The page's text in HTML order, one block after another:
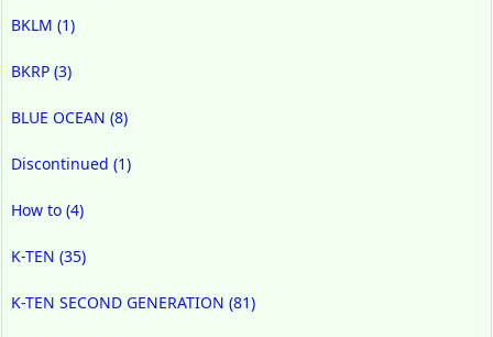
BKLM (1)
BKRP (3)
BLUE OCEAN (8)
Discontinued (1)
How to (4)
K-TEN (35)
K-TEN SECOND GENERATION (81)